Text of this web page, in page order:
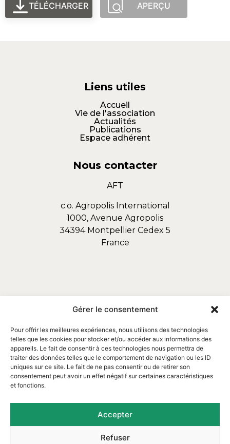
Gérer le consentement
Pour offrir les meilleures expériences, nous utilisons des technologies
telles que les cookies pour stocker et/ou accéder aux informations des
appareils. Le fait de consentir à ces technologies nous permettra de
traiter des données telles que le comportement de navigation ou les ID
uniques sur ce site. Le fait de ne pas consentir ou de retirer son
consentement peut avoir un effet négatif sur certaines caractéristiques
et fonctions.
Accepter
Refuser
TÉLÉCHARGER APERÇU
Email : contact@assofortrop.fr​
Liens utiles
Accueil
Vie de l'association
Actualités
Publications
Espace adhérent
Nous contacter
AFT
c.o. Agropolis International
1000, Avenue Agropolis
34394 Montpellier Cedex 5
France